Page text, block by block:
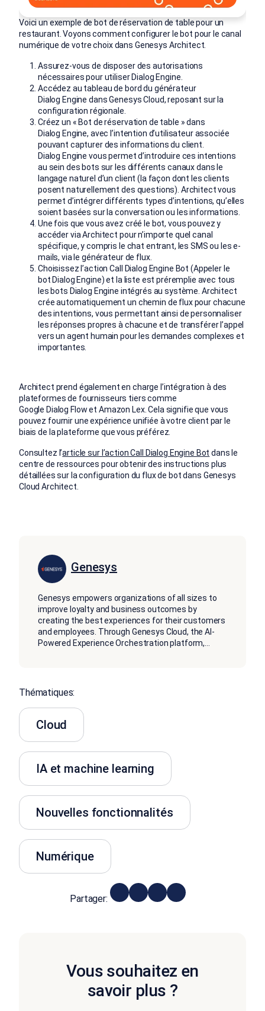
Voici un exemple de bot de réservation de table pour un
restaurant. Voyons comment configurer le bot pour le canal
numérique de votre choix dans Genesys Architect.
Assurez-vous de disposer des autorisations
nécessaires pour utiliser Dialog Engine.
Accédez au tableau de bord du générateur
Dialog Engine dans Genesys Cloud, reposant sur la
configuration régionale.
Créez un « Bot de réservation de table » dans
Dialog Engine, avec l’intention d’utilisateur associée
pouvant capturer des informations du client.
Dialog Engine vous permet d’introduire ces intentions
au sein des bots sur les différents canaux dans le
langage naturel d’un client (la façon dont les clients
posent naturellement des questions). Architect vous
permet d’intégrer différents types d’intentions, qu’elles
soient basées sur la conversation ou les informations.
Une fois que vous avez créé le bot, vous pouvez y
accéder via Architect pour n’importe quel canal
spécifique, y compris le chat entrant, les SMS ou les e-
mails, via le générateur de flux.
Choisissez l’action Call Dialog Engine Bot (Appeler le
bot Dialog Engine) et la liste est préremplie avec tous
les bots Dialog Engine intégrés au système. Architect
crée automatiquement un chemin de flux pour chacune
des intentions, vous permettant ainsi de personnaliser
les réponses propres à chacune et de transférer l’appel
vers un agent humain pour les demandes complexes et
importantes.
Architect prend également en charge l’intégration à des
plateformes de fournisseurs tiers comme
Google Dialog Flow et Amazon Lex. Cela signifie que vous
pouvez fournir une expérience unifiée à votre client par le
biais de la plateforme que vous préférez.
Consultez l’article sur l’action Call Dialog Engine Bot dans le
centre de ressources pour obtenir des instructions plus
détaillées sur la configuration du flux de bot dans Genesys
Cloud Architect.
Genesys
Genesys empowers organizations of all sizes to
improve loyalty and business outcomes by
creating the best experiences for their customers
and employees. Through Genesys Cloud, the AI-
Powered Experience Orchestration platform,
Thématiques:
Cloud
IA et machine learning
Nouvelles fonctionnalités
Numérique
Partager:
Vous souhaitez en
savoir plus ?